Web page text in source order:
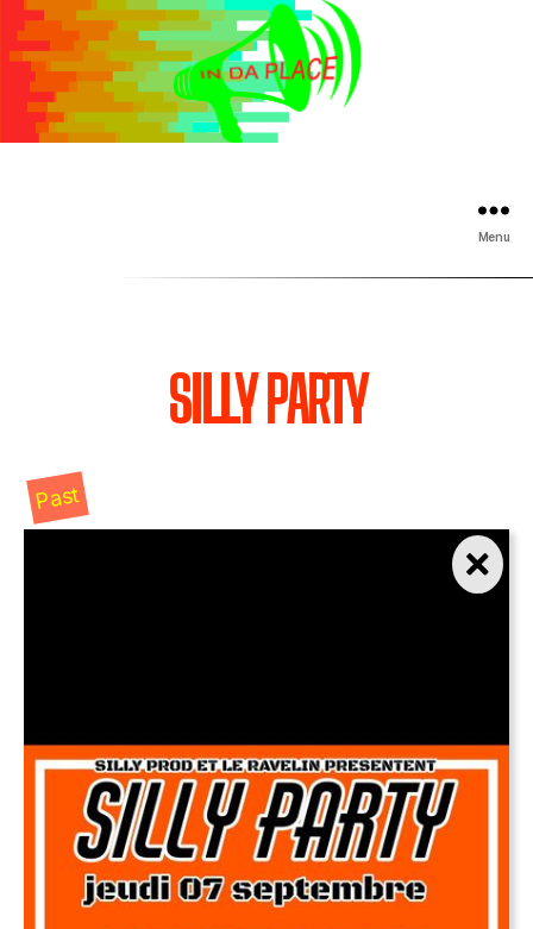
Menu
SILLY PARTY
Past